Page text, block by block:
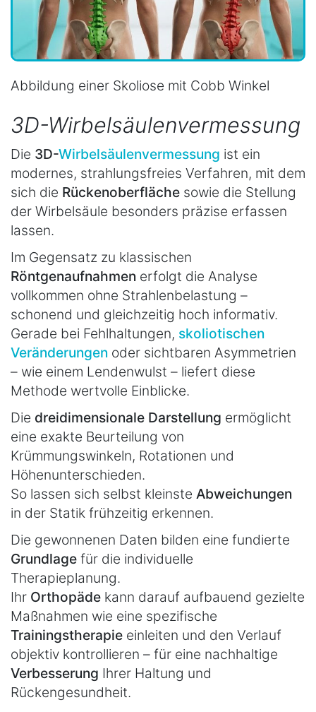
Abbildung einer Skoliose mit Cobb Winkel
3D-Wirbelsäulenvermessung
Die 3D-Wirbelsäulenvermessung ist ein
modernes, strahlungsfreies Verfahren, mit dem
sich die Rückenoberfläche sowie die Stellung
der Wirbelsäule besonders präzise erfassen
lassen.
Im Gegensatz zu klassischen
Röntgenaufnahmen erfolgt die Analyse
vollkommen ohne Strahlenbelastung –
schonend und gleichzeitig hoch informativ.
Gerade bei Fehlhaltungen, skoliotischen
Veränderungen oder sichtbaren Asymmetrien
– wie einem Lendenwulst – liefert diese
Methode wertvolle Einblicke.
Die dreidimensionale Darstellung ermöglicht
eine exakte Beurteilung von
Krümmungswinkeln, Rotationen und
Höhenunterschieden.
So lassen sich selbst kleinste Abweichungen
in der Statik frühzeitig erkennen.
Die gewonnenen Daten bilden eine fundierte
Grundlage für die individuelle
Therapieplanung.
Ihr Orthopäde kann darauf aufbauend gezielte
Maßnahmen wie eine spezifische
Trainingstherapie einleiten und den Verlauf
objektiv kontrollieren – für eine nachhaltige
Verbesserung Ihrer Haltung und
Rückengesundheit.